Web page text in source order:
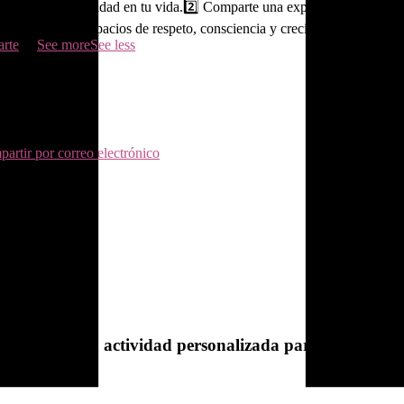
papel de la igualdad en tu vida. 2️⃣ Comparte una experiencia en la
Juntas creamos espacios de respeto, consciencia y crecimiento.
See moreSee less
por correo electrónico
una actividad personalizada para tu empresa?